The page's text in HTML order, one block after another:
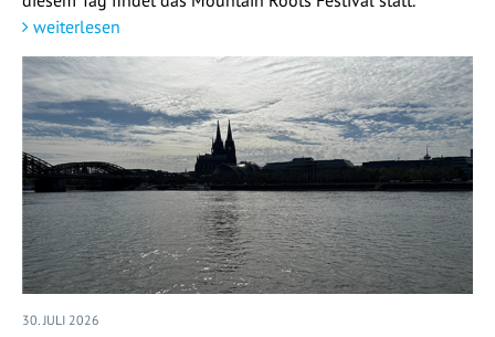
weiterlesen
30. JULI 2026